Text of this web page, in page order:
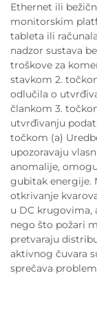
Ethernet ili
monitorskim
tableta ili
nadzor sustava
troškove za
stavkom 2.
odlučila o
člankom 3.
utvrđivanju
točkom (a)
upozoravaju
anomalije,
gubitak energije.
otkrivanje
u DC krugovima,
nego što požari
pretvaraju
aktivnog čuvara
sprečava